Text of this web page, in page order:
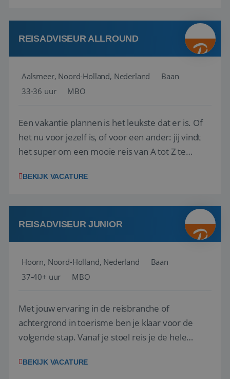
klanten te overtuigen om die droomreis te
boeken! ...
REISADVISEUR ALLROUND
Aalsmeer, Noord-Holland, Nederland
Baan
33-36 uur
MBO
Een vakantie plannen is het leukste dat er is. Of
het nu voor jezelf is, of voor een ander: jij vindt
het super om een mooie reis van A tot Z te
vakantiegangers de meest prachtige plekjes op
werken: of het nu gaat om vragen ...
BEKIJK VACATURE
REISADVISEUR JUNIOR
Hoorn, Noord-Holland, Nederland
Baan
37-40+ uur
MBO
Met jouw ervaring in de reisbranche of
achtergrond in toerisme ben je klaar voor de
volgende stap. Vanaf je stoel reis je de hele
wensen van je team, je klant en wat er in de
BEKIJK VACATURE